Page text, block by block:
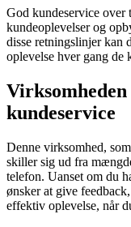
God kundeservice over
kundeoplevelser og
disse retningslinjer kan
oplevelse hver gang de
Virksomheden
kundeservice
Denne virksomhed,
skiller sig ud fra
telefon. Uanset om du
ønsker at give
effektiv oplevelse, når